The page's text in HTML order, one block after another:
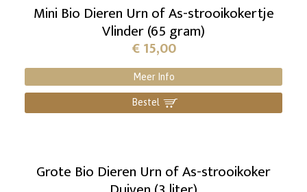
Mini Bio Dieren Urn of As-strooikokertje
Vlinder (65 gram)
€15,00
Meer Info
Bestel ]
Grote Bio Dieren Urn of As-strooikoker